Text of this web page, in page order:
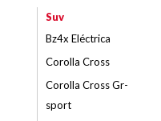
Suv
Bz4x Eléctrica
Corolla Cross
Corolla Cross Gr-
sport